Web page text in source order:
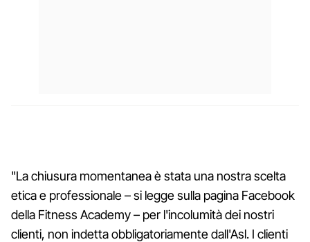
"La chiusura momentanea è stata una nostra scelta
etica e professionale – si legge sulla pagina Facebook
della Fitness Academy – per l'incolumità dei nostri
clienti, non indetta obbligatoriamente dall'Asl. I clienti